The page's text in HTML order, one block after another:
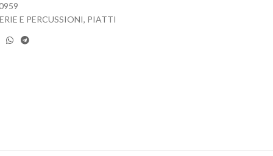
E PERCUSSIONI, PIATTI